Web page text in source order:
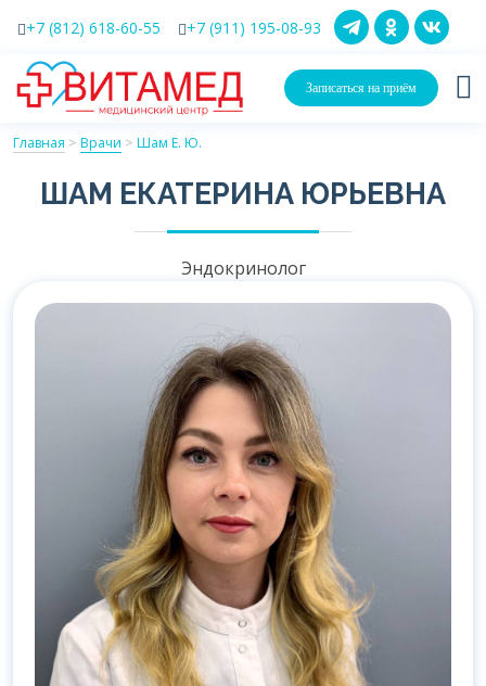
+7 (812) 618-60-55 +7 (911) 195-08-93
Записаться на приём
Главная > Врачи > Шам Е. Ю.
ШАМ ЕКАТЕРИНА ЮРЬЕВНА
Эндокринолог